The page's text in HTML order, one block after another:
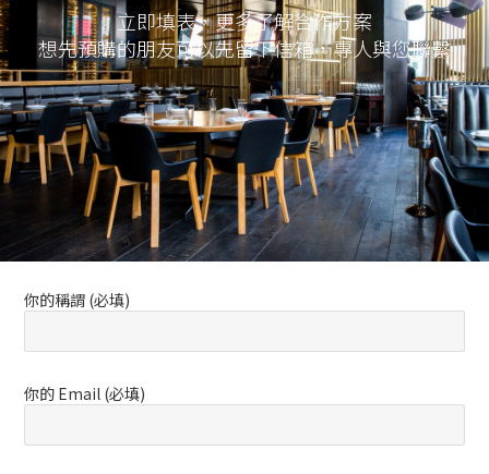
立即填表，更多了解合作方案
想先預購的朋友可以先留下信箱，專人與您聯繫
你的稱謂 (必填)
你的 Email (必填)